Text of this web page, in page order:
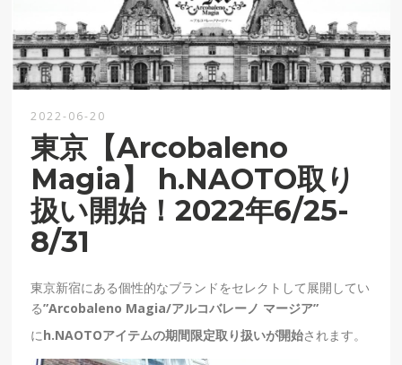
2022-06-20
東京【Arcobaleno
Magia】 h.NAOTO取り
扱い開始！2022年6/25-
8/31
東京新宿にある個性的なブランドをセレクトして展開してい
る”Arcobaleno Magia/アルコバレーノ マージア”
にh.NAOTOアイテムの期間限定取り扱いが開始されます。